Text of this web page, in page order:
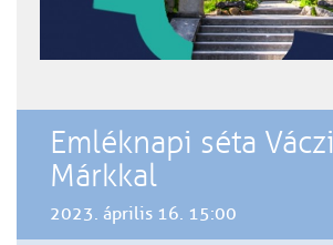
Emléknapi séta Váczi
Márkkal
2023. április 16. 15:00